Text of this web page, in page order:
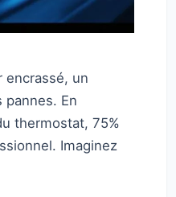
encrassé, un
En
thermostat, 75%
Imaginez